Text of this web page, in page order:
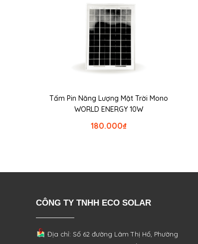
Tấm Pin Năng Lượng Mặt Trời Mono
WORLD ENERGY 10W
₫
180.000
CÔNG TY TNHH ECO SOLAR
Địa chỉ: Số 62 đường Lâm Thị Hố, Phường